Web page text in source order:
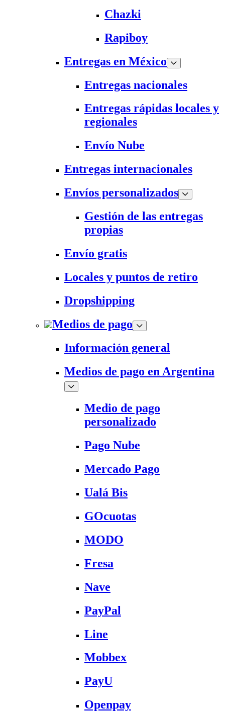
Chazki
Rapiboy
Entregas en México
Entregas nacionales
Entregas rápidas locales y
regionales
Envío Nube
Entregas internacionales
Envíos personalizados
Gestión de las entregas
propias
Envío gratis
Locales y puntos de retiro
Dropshipping
Medios de pago
Información general
Medios de pago en Argentina
Medio de pago
personalizado
Pago Nube
Mercado Pago
Ualá Bis
GOcuotas
MODO
Fresa
Nave
PayPal
Line
Mobbex
PayU
Openpay